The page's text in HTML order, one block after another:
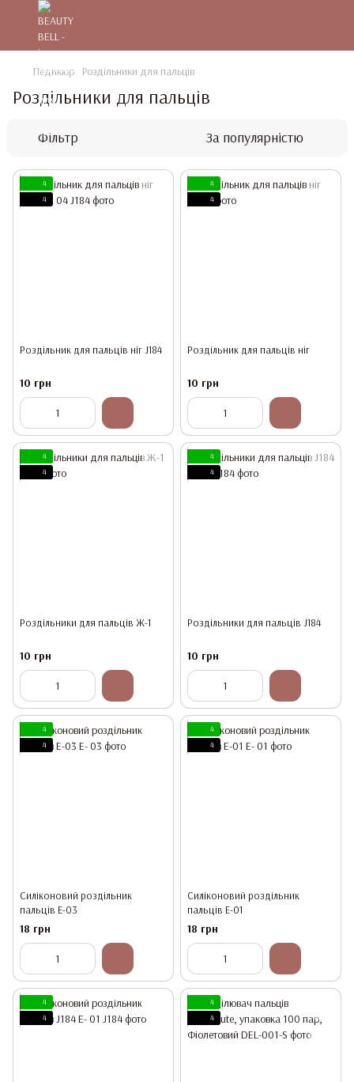
Педикюр Роздільники для пальців
Роздільники для пальців
Фільтр За популярністю
4
4
Роздільник для пальців ніг J184
10 грн
4
4
Роздільник для пальців ніг
10 грн
4
4
Роздільники для пальців Ж-1
10 грн
4
4
Роздільники для пальців J184
10 грн
4
4
Силіконовий роздільник
пальців Е-03
18 грн
4
4
Силіконовий роздільник
пальців Е-01
18 грн
4
4
4
4